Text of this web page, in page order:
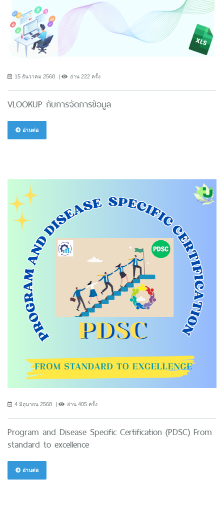
15 ธันวาคม 2568 อ่าน 222 ครั้ง
VLOOKUP กับการจัดการข้อมูล
อ่านต่อ
4 มิถุนายน 2568 อ่าน 405 ครั้ง
Program and Disease Specific Certification (PDSC) From
standard to excellence
อ่านต่อ